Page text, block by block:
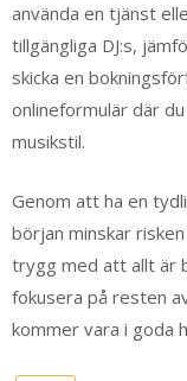
använda en tjänst
tillgängliga DJ:s,
skicka en
onlineformulär där
musikstil.
Genom att ha en
början minskar
trygg med att allt är
fokusera på resten
kommer vara i goda